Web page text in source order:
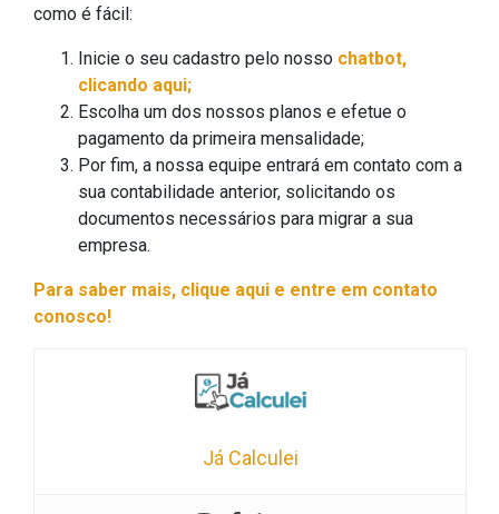
como é fácil:
Inicie o seu cadastro pelo nosso chatbot,
clicando aqui;
Escolha um dos nossos planos e efetue o
pagamento da primeira mensalidade;
Por fim, a nossa equipe entrará em contato com a
sua contabilidade anterior, solicitando os
documentos necessários para migrar a sua
empresa.
Para saber mais, clique aqui e entre em contato
conosco!
Já Calculei